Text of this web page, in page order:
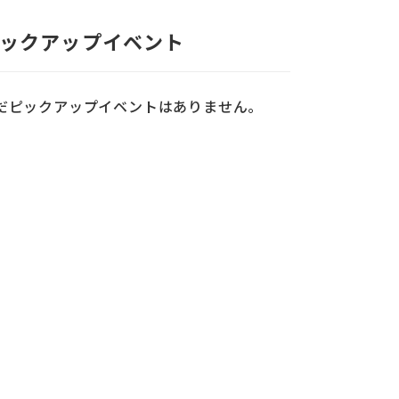
クアップイベント
ピックアップイベントはありません。